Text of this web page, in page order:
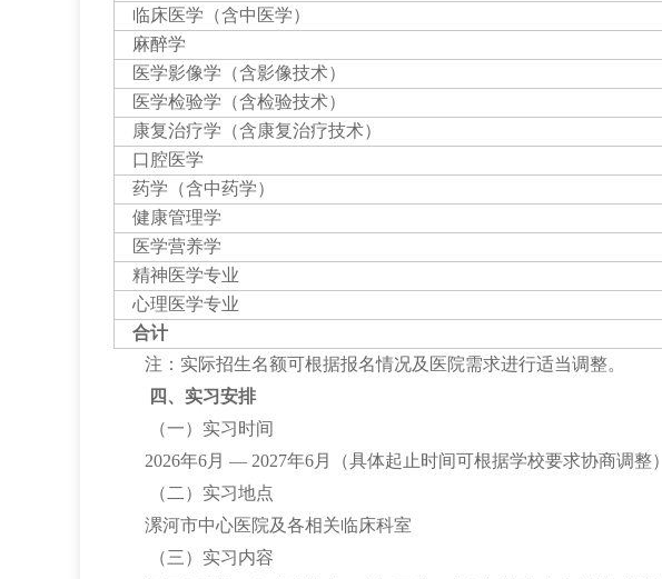
临床医学（含中医学）
麻醉学
医学影像学（含影像技术）
医学检验学（含检验技术）
康复治疗学（含康复治疗技术）
口腔医学
药学（含中药学）
健康管理学
医学营养学
精神医学专业
心理医学专业
合计
注：实际招生名额可根据报名情况及医院需求进行适当调整。
四、实习安排
（一）实习时间
2026年6月 — 2027年6月（具体起止时间可根据学校要求协商调整）
（二）实习地点
漯河市中心医院及各相关临床科室
（三）实习内容